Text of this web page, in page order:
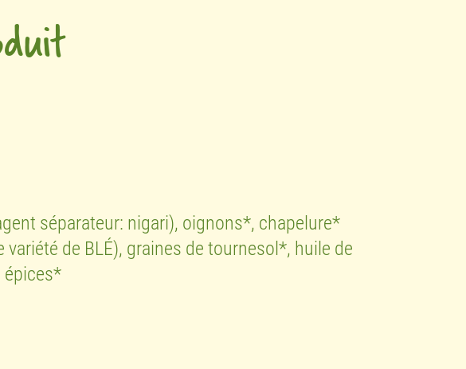
séparateur: nigari), oignons*, chapelure*
de BLÉ), graines de tournesol*, huile de
épices*